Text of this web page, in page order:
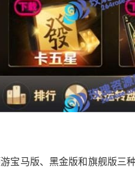
宝马版、黑金版和旗舰版三